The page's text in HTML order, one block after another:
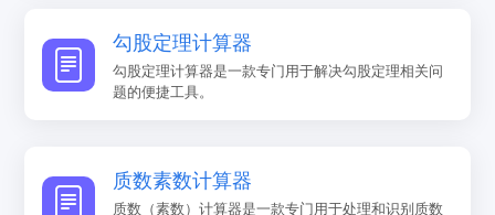
勾股定理计算器
勾股定理计算器是一款专门用于解决勾股定理相关问
题的便捷工具。
质数素数计算器
质数（素数）计算器是一款专门用于处理和识别质数